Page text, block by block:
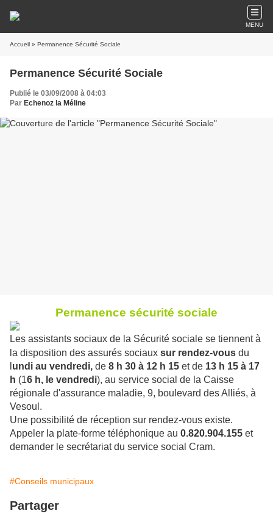
MENU
Accueil » Permanence Sécurité Sociale
Permanence Sécurité Sociale
Publié le 03/09/2008 à 04:03
Par Echenoz la Méline
Permanence sécurité sociale
Les assistants sociaux de la Sécurité sociale se tiennent à
la disposition des assurés sociaux sur rendez-vous du
undi au vendredi, de 8 h 30 à 12 h 15 et de 13 h 15 à 17
h (16 h, le vendredi), au service social de la Caisse
régionale d'assurance maladie, 9, boulevard des Alliés, à
Vesoul.
Une possibilité de réception sur rendez-vous existe.
Appeler la plate-forme téléphonique au 0.820.904.155 et
demander le secrétariat du service social Cram.
#Conseils municipaux
Partager